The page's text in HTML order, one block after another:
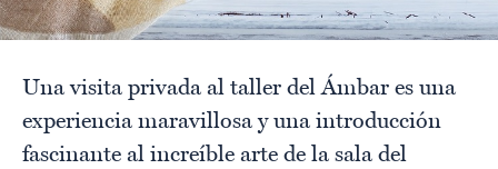
Una visita privada al taller del Ámbar es una
experiencia maravillosa y una introducción
fascinante al increíble arte de la sala del